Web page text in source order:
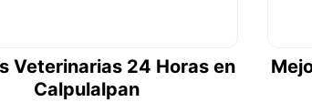
Veterinarias 24 Horas en
Calpulalpan